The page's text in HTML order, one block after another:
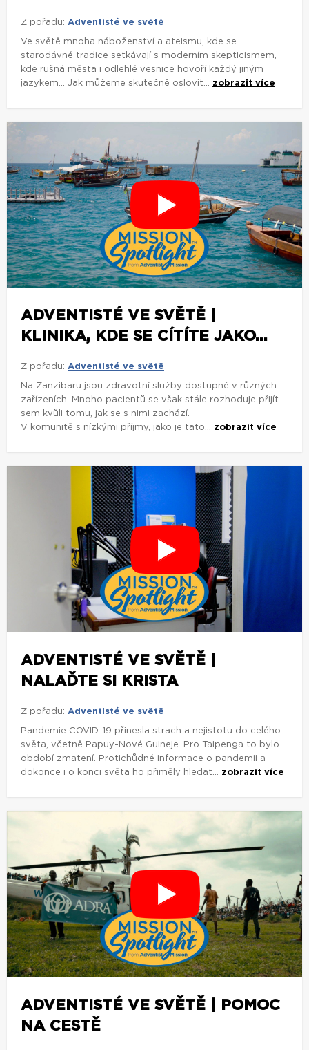
Z pořadu: Adventisté ve světě
Ve světě mnoha náboženství a ateismu, kde se
starodávné tradice setkávají s moderním skepticismem,
kde rušná města i odlehlé vesnice hovoří každý jiným
jazykem... Jak můžeme skutečně oslovit... zobrazit více
ADVENTISTÉ VE SVĚTĚ |
KLINIKA, KDE SE CÍTÍTE JAKO...
Z pořadu: Adventisté ve světě
Na Zanzibaru jsou zdravotní služby dostupné v různých
zařízeních. Mnoho pacientů se však stále rozhoduje přijít
sem kvůli tomu, jak se s nimi zachází.
V komunitě s nízkými příjmy, jako je tato... zobrazit více
ADVENTISTÉ VE SVĚTĚ |
NALAĎTE SI KRISTA
Z pořadu: Adventisté ve světě
Pandemie COVID-19 přinesla strach a nejistotu do celého
světa, včetně Papuy-Nové Guineje. Pro Taipenga to bylo
období zmatení. Protichůdné informace o pandemii a
dokonce i o konci světa ho přiměly hledat... zobrazit více
ADVENTISTÉ VE SVĚTĚ | POMOC
NA CESTĚ